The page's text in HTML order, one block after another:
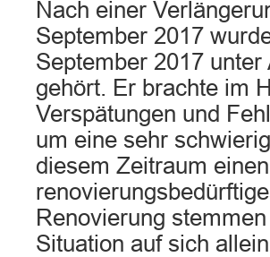
Nach einer
September 2017
September 2017
gehört. Er brachte im
Verspätungen und
um eine sehr
diesem Zeitraum
Renovierung
Situation auf sich